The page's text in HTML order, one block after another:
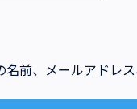
前、メールアドレス